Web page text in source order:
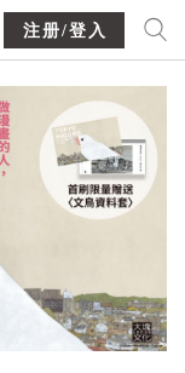
注册/登入